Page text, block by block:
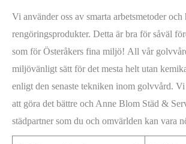
Vi använder oss av smarta arbetsmetoder och
rengöringsprodukter. Detta är bra för såväl
som för Österåkers fina miljö! All vår
miljövänligt sätt för det mesta helt utan
enligt den senaste tekniken inom golvvård.
att göra det bättre och Anne Blom Städ &
städpartner som du och omvärlden kan vara